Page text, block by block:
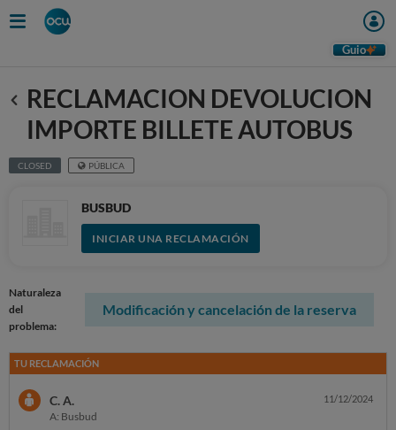
Guio
Anterior
RECLAMACION DEVOLUCION
IMPORTE BILLETE AUTOBUS
CLOSED PÚBLICA
BUSBUD
INICIAR UNA RECLAMACIÓN
Naturaleza
del
problema:
Modificación y cancelación de la reserva
TU RECLAMACIÓN
C. A.
A: Busbud
11/12/2024